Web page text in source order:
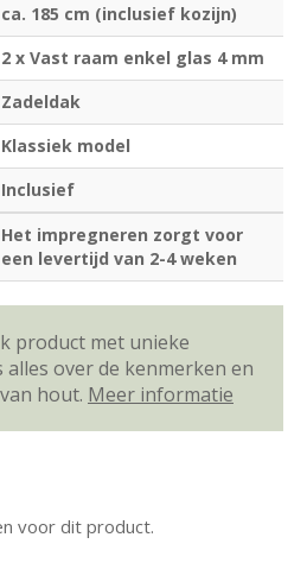
ca. 185 cm (inclusief kozijn)
2 x Vast raam enkel glas 4 mm
Zadeldak
Klassiek model
Inclusief
Het impregneren zorgt voor
een levertijd van 2-4 weken
product met unieke
alles over de kenmerken en
hout. Meer informatie
voor dit product.